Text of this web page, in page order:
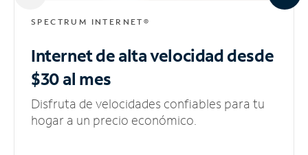
SPECTRUM INTERNET®
Internet de alta velocidaddesde
$30 al mes
Disfruta de velocidades confiables para tu
hogar a un precio económico.